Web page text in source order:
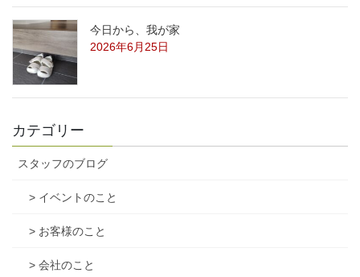
今日から、我が家
2026年6月25日
カテゴリー
スタッフのブログ
> イベントのこと
> お客様のこと
> 会社のこと